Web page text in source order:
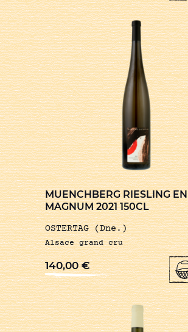
MUENCHBERG RIESLING EN
MAGNUM 2021 150CL
OSTERTAG (Dne.)
Alsace grand cru
140,00€